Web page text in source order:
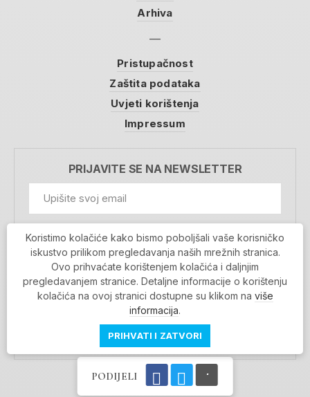
PODIJELI
Arhiva
Pristupačnost
Zaštita podataka
Uvjeti korištenja
Impressum
PRIJAVITE SE NA NEWSLETTER
Prihvaćam da se moji podaci spremaju u bazu
podataka i koriste u svrhu slanja MojaRijeka
newslettera
MOJARIJEKA NEWSLETTER
PRIJAVI SE
Povratak na vrh
Koristimo kolačiće kako bismo poboljšali vaše korisničko
iskustvo prilikom pregledavanja naših mrežnih stranica.
Ovo prihvaćate korištenjem kolačića i daljnjim
pregledavanjem stranice. Detaljne informacije o korištenju
kolačića na ovoj stranici dostupne su klikom na više
informacija.
PRIHVATI I ZATVORI